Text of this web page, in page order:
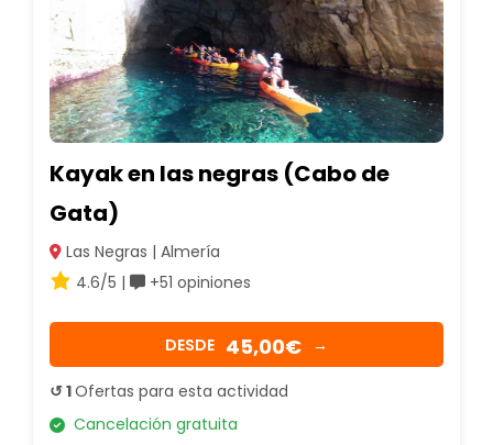
Kayak en las negras (Cabo de
Gata)
Las Negras | Almería
4.6/5 |
+51 opiniones
DESDE 45,00€ →
↺ 1Ofertas para esta actividad
Cancelación gratuita